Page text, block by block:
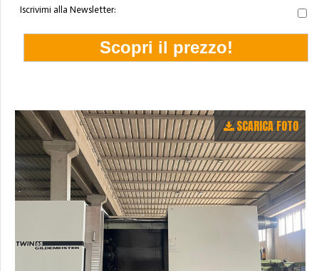
Iscrivimi alla Newsletter:
SCARICA FOTO